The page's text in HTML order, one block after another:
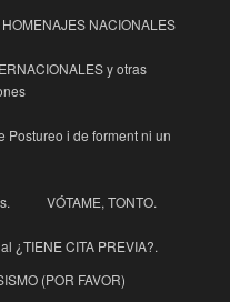
HOMENAJES NACIONALES
y otras
Postureo i de forment ni un
VÓTAME, TONTO.
¿TIENE CITA PREVIA?.
(POR FAVOR)